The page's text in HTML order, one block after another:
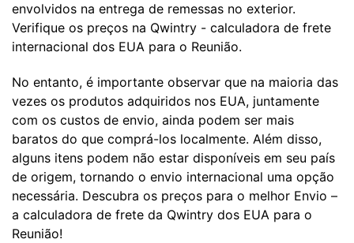
envolvidos na entrega de remessas no exterior.
Verifique os preços na Qwintry - calculadora de frete
internacional dos EUA para o Reunião.
No entanto, é importante observar que na maioria das
vezes os produtos adquiridos nos EUA, juntamente
com os custos de envio, ainda podem ser mais
baratos do que comprá-los localmente. Além disso,
alguns itens podem não estar disponíveis em seu país
de origem, tornando o envio internacional uma opção
necessária. Descubra os preços para o melhor Envio –
a calculadora de frete da Qwintry dos EUA para o
Reunião!